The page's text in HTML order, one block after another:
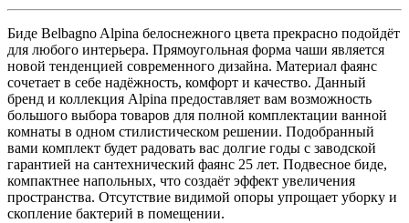
Биде Belbagno Alpina белоснежного цвета прекрасно подойдёт
для любого интерьера. Прямоугольная форма чаши является
новой тенденцией современного дизайна. Материал фаянс
сочетает в себе надёжность, комфорт и качество. Данный
бренд и коллекция Alpina предоставляет вам возможность
большого выбора товаров для полной комплектации ванной
комнаты в одном стилистическом решении. Подобранный
вами комплект будет радовать вас долгие годы с заводской
гарантией на сантехнический фаянс 25 лет. Подвесное биде,
компактнее напольных, что создаёт эффект увеличения
пространства. Отсутствие видимой опоры упрощает уборку и
скопление бактерий в помещении.